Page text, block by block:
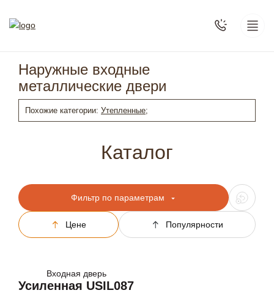
Наружные входные
металлические двери
Похожие категории: Утепленные;
Каталог
Фильтр по параметрам
Цене Популярности
Входная дверь
Усиленная USIL087